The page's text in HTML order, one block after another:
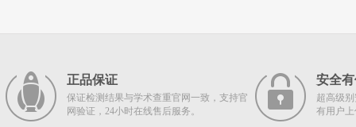
正品保证
保证检测结果与学术查重官网一致，支持官
网验证，24小时在线售后服务。
安全
超高级
有用户